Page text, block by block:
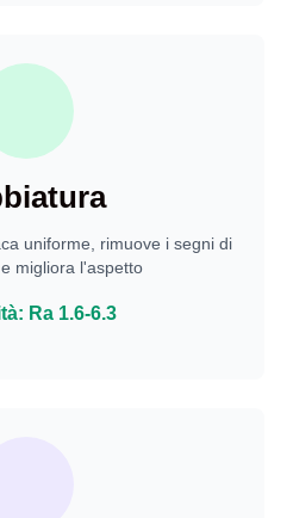
uniforme, rimuove i segni di
migliora l'aspetto
Ra 1.6-6.3